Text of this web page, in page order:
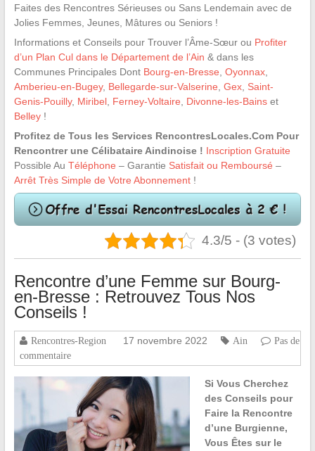
Faites des Rencontres Sérieuses ou Sans Lendemain avec de
Jolies Femmes, Jeunes, Mâtures ou Seniors !
Informations et Conseils pour Trouver l’Âme-Sœur ou Profiter
d’un Plan Cul dans le Département de l’Ain & dans les
Communes Principales Dont Bourg-en-Bresse Oyonnax,
Amberieu-en-Bugey, Bellegarde-sur-Valserine Gex, Saint-
Genis-Pouilly, Miribel, Ferney-Voltaire Divonne-les-Bainset
Belley!
Profitez de Tous les Services RencontresLocales.Com Pour
Rencontrer une Célibataire Aindinoise ! Inscription Gratuite
Possible Au Téléphone – Garantie Satisfait ou Remboursé –
Arrêt Très Simple de Votre Abonnement!
4.3/5 - (3 votes)
Rencontre d’une Femme sur Bourg-
en-Bresse : Retrouvez Tous Nos
Conseils !
Rencontres-Region 17 novembre 2022 Ain
Pas de
commentaire
Si Vous Cherchez
des Conseils pour
Faire la Rencontre
d’une Burgienne,
Vous Êtes sur le